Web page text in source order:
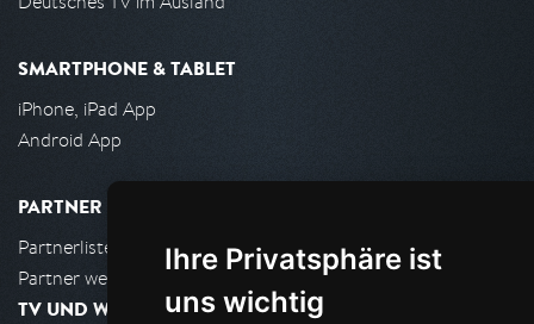
Ihre Privatsphäre ist
uns wichtig
SMARTPHONE & TABLET
iPhone, iPad App
Android App
PARTNER
Partnerliste
Partner werden
TV UND WOHNZIMMER